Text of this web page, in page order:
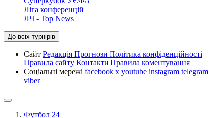
Ліга конференцій
ЛЧ - Top News
До всіх турнірів
Сайт Редакція Прогнози Політика конфіденційності
Правила сайту Контакти Правила коментування
Соціальні мережі facebook x youtube instagram telegram
viber
Футбол 24